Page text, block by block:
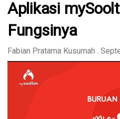
Aplikasi
Fungsinya
Fabian Pratama Kusumah .